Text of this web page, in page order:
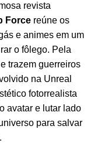
revista
Force reúne os
e animes em um
o fôlego. Pela
trazem guerreiros
na Unreal
fotorrealista
avatar e lutar lado
para salvar